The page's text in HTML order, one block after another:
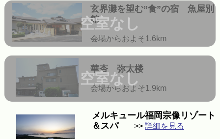
空室なし
玄界灘を望む”食”の宿 魚屋別
館
会場からおよそ1.6km
空室なし
華杏 弥太楼
会場からおよそ1.9km
メルキュール福岡宗像リゾート
＆スパ>> 詳細を見る